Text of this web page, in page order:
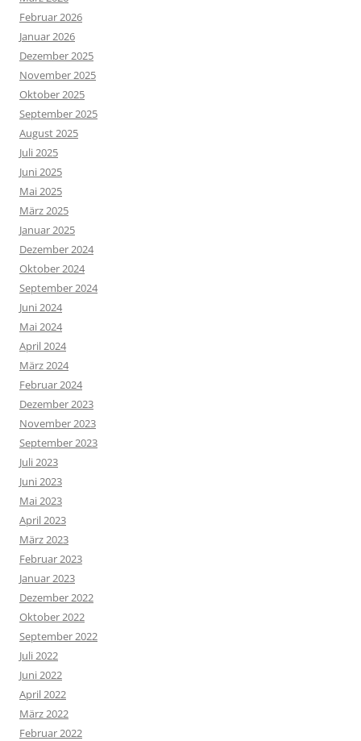
Februar 2026
Januar 2026
Dezember 2025
November 2025
Oktober 2025
September 2025
August 2025
Juli 2025
Juni 2025
Mai 2025
März 2025
Januar 2025
Dezember 2024
Oktober 2024
September 2024
Juni 2024
Mai 2024
April 2024
März 2024
Februar 2024
Dezember 2023
November 2023
September 2023
Juli 2023
Juni 2023
Mai 2023
April 2023
März 2023
Februar 2023
Januar 2023
Dezember 2022
Oktober 2022
September 2022
Juli 2022
Juni 2022
April 2022
März 2022
Februar 2022